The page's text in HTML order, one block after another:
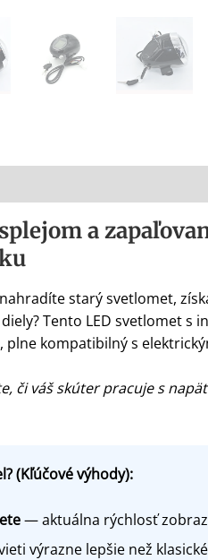
a
starý svetlomet,
Tento LED svetlomet s
kompatibilný s
či váš skúter pracuje s
(Kľúčové výhody):
— aktuálna rýchlosť
výrazne lepšie než